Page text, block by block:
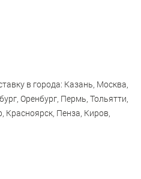
в города: Казань, Москва,
Оренбург, Пермь, Тольятти,
Красноярск, Пенза, Киров,